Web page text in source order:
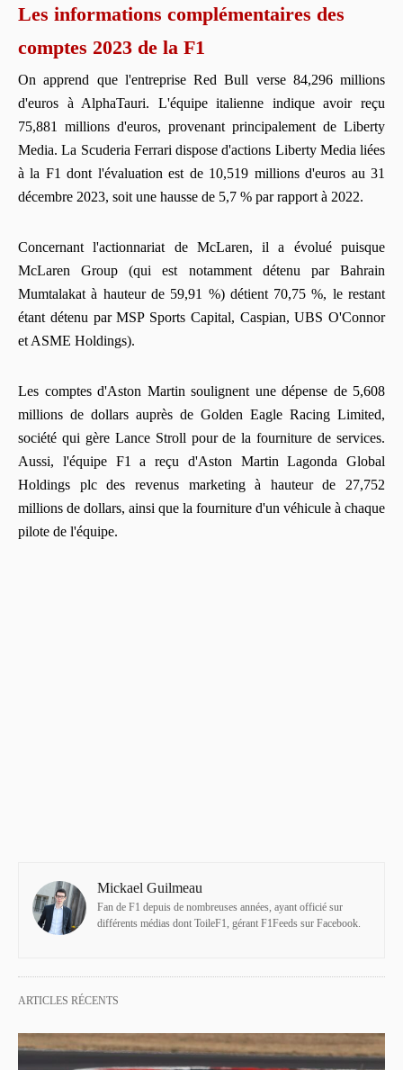
Les informations complémentaires des
comptes 2023 de la F1
On apprend que l'entreprise Red Bull verse 84,296 millions
d'euros à AlphaTauri. L'équipe italienne indique avoir reçu
75,881 millions d'euros, provenant principalement de Liberty
Media. La Scuderia Ferrari dispose d'actions Liberty Media liées
à la F1 dont l'évaluation est de 10,519 millions d'euros au 31
décembre 2023, soit une hausse de 5,7 % par rapport à 2022.
Concernant l'actionnariat de McLaren, il a évolué puisque
McLaren Group (qui est notamment détenu par Bahrain
Mumtalakat à hauteur de 59,91 %) détient 70,75 %, le restant
étant détenu par MSP Sports Capital, Caspian, UBS O'Connor
et ASME Holdings).
Les comptes d'Aston Martin soulignent une dépense de 5,608
millions de dollars auprès de Golden Eagle Racing Limited,
société qui gère Lance Stroll pour de la fourniture de services.
Aussi, l'équipe F1 a reçu d'Aston Martin Lagonda Global
Holdings plc des revenus marketing à hauteur de 27,752
millions de dollars, ainsi que la fourniture d'un véhicule à chaque
pilote de l'équipe.
Mickael Guilmeau
Fan de F1 depuis de nombreuses années, ayant officié sur
différents médias dont ToileF1, gérant F1Feeds sur Facebook.
ARTICLES RÉCENTS